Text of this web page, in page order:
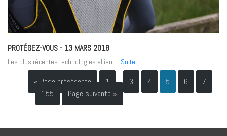
PROTÉGEZ-VOUS- 13 MARS 2018
Les plus récentes technologies allient... Suite
« Page précédente 1 … 3 4 5 6
7
…
155 Page suivante »